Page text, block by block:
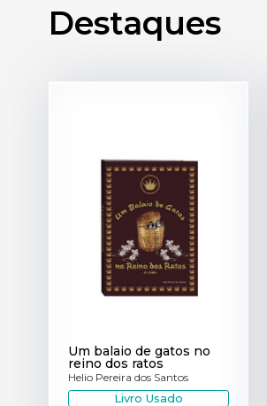
Destaques
Um balaio de gatos no
reino dos ratos
Helio Pereira dos Santos
Livro Usado